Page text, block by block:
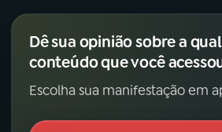
Dê sua opinião sobre a
conteúdo que você
Escolha sua manifestação em